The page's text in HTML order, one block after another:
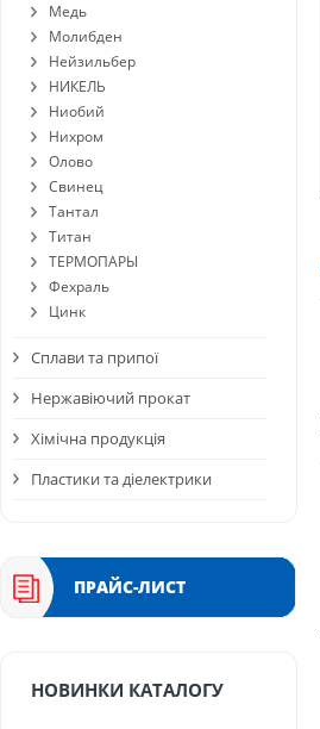
труба 9х0,2 12Х18Н10Т
Медь
Молибден
Нейзильбер
НИКЕЛЬ
Ниобий
Нихром
Олово
Свинец
Тантал
Титан
ТЕРМОПАРЫ
Фехраль
Цинк
Сплави та припої
Нержавіючий прокат
Хімічна продукція
Пластики та діелектрики
ПРАЙС-ЛИСТ
НОВИНКИ КАТАЛОГУ